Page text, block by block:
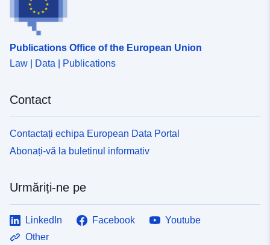
Publications Office of the European Union
Law | Data | Publications
Contact
Contactați echipa European Data Portal
Abonați-vă la buletinul informativ
Urmăriți-ne pe
LinkedIn Facebook
Youtube
Other